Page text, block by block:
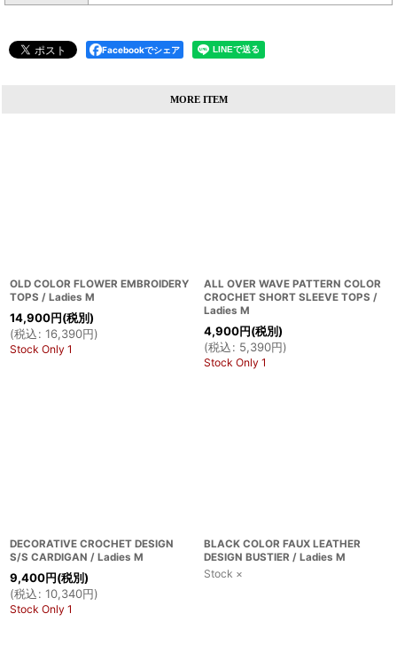
Facebookでシェア
MORE ITEM
OLD COLOR FLOWER EMBROIDERY
TOPS / Ladies M
14,900円(税別)
(税込: 16,390円)
Stock Only 1
ALL OVER WAVE PATTERN COLOR
CROCHET SHORT SLEEVE TOPS /
Ladies M
4,900円(税別)
(税込: 5,390円)
Stock Only 1
DECORATIVE CROCHET DESIGN
S/S CARDIGAN / Ladies M
9,400円(税別)
(税込: 10,340円)
Stock Only 1
BLACK COLOR FAUX LEATHER
DESIGN BUSTIER / Ladies M
Stock ×